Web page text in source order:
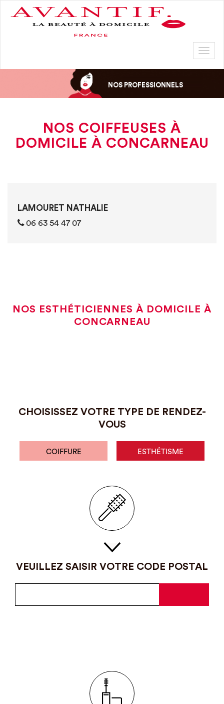
NOS PROFESSIONNELS
NOS COIFFEUSES À
DOMICILE À CONCARNEAU
LAMOURET NATHALIE
06 63 54 47 07
NOS ESTHÉTICIENNES À DOMICILE À
CONCARNEAU
CHOISISSEZ VOTRE TYPE DE RENDEZ-
VOUS
COIFFURE ESTHÉTISME
VEUILLEZ SAISIR VOTRE CODE POSTAL